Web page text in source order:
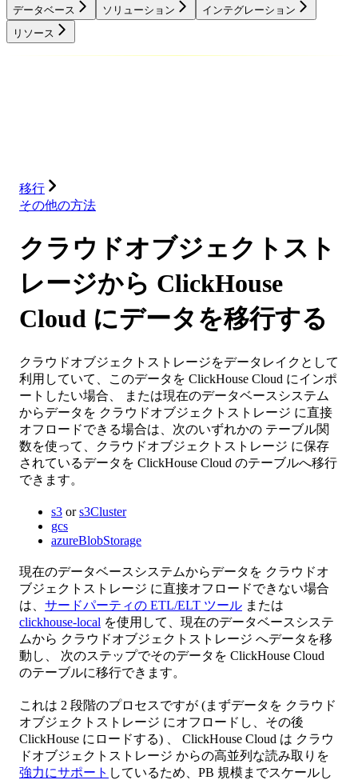
データベース ソリューション
インテグレーション
リソース
移行
その他の方法
クラウドオブジェクトスト
レージから ClickHouse
Cloud にデータを移行する
クラウドオブジェクトストレージをデータレイクとして
利用していて、このデータを ClickHouse Cloud にインポ
ートしたい場合、 または現在のデータベースシステム
からデータを クラウドオブジェクトストレージ に直接
オフロードできる場合は、次のいずれかの テーブル関
数を使って、クラウドオブジェクトストレージ に保存
されているデータを ClickHouse Cloud のテーブルへ移行
できます。
s3 ors3Cluster
gcs
azureBlobStorage
現在のデータベースシステムからデータを クラウドオ
ブジェクトストレージ に直接オフロードできない場合
は、 サードパーティの ETL/ELT ツール または
clickhouse-local を使用して、現在のデータベースシステ
ムから クラウドオブジェクトストレージ へデータを移
動し、 次のステップでそのデータを ClickHouse Cloud
のテーブルに移行できます。
これは 2 段階のプロセスですが (まずデータを クラウド
オブジェクトストレージ にオフロードし、その後
ClickHouse にロードする) 、 ClickHouse Cloud は クラウ
ドオブジェクトストレージ からの高並列な読み取りを
強力にサポート しているため、PB 規模までスケールし